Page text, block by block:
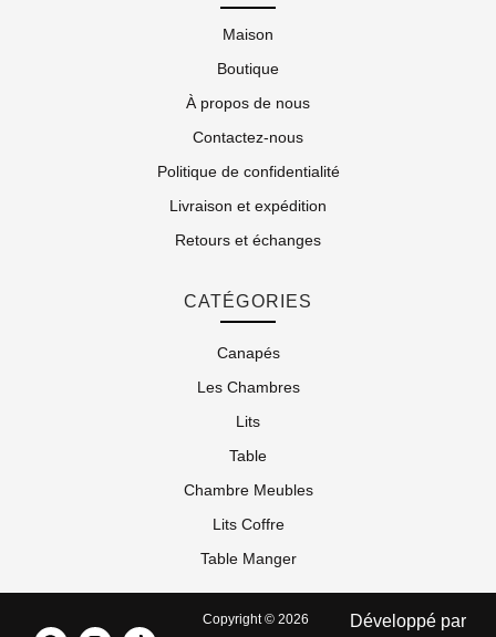
Maison
Boutique
À propos de nous
Contactez-nous
Politique de confidentialité
Livraison et expédition
Retours et échanges
CATÉGORIES
Canapés
Les Chambres
Lits
Table
Chambre Meubles
Lits Coffre
Table Manger
Copyright © 2026 Développé par